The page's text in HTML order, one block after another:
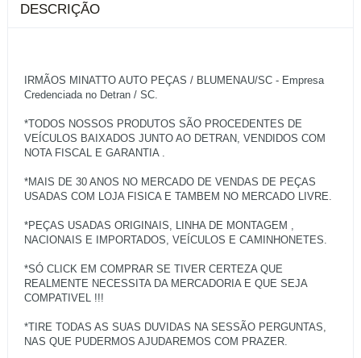
DESCRIÇÃO
IRMÃOS MINATTO AUTO PEÇAS / BLUMENAU/SC - Empresa
Credenciada no Detran / SC.
*TODOS NOSSOS PRODUTOS SÃO PROCEDENTES DE
VEÍCULOS BAIXADOS JUNTO AO DETRAN, VENDIDOS COM
NOTA FISCAL E GARANTIA .
*MAIS DE 30 ANOS NO MERCADO DE VENDAS DE PEÇAS
USADAS COM LOJA FISICA E TAMBEM NO MERCADO LIVRE.
*PEÇAS USADAS ORIGINAIS, LINHA DE MONTAGEM ,
NACIONAIS E IMPORTADOS, VEÍCULOS E CAMINHONETES.
*SÓ CLICK EM COMPRAR SE TIVER CERTEZA QUE
REALMENTE NECESSITA DA MERCADORIA E QUE SEJA
COMPATIVEL !!!
*TIRE TODAS AS SUAS DUVIDAS NA SESSÃO PERGUNTAS,
NAS QUE PUDERMOS AJUDAREMOS COM PRAZER.